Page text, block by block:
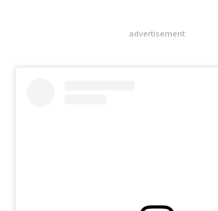
advertisement